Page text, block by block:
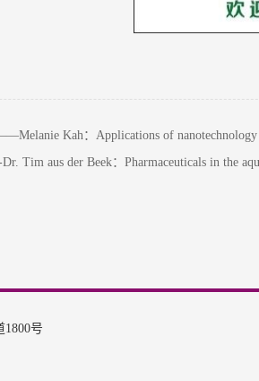
Kah：Applications of nanotechnology
Tim aus der Beek：Pharmaceuticals in the
号